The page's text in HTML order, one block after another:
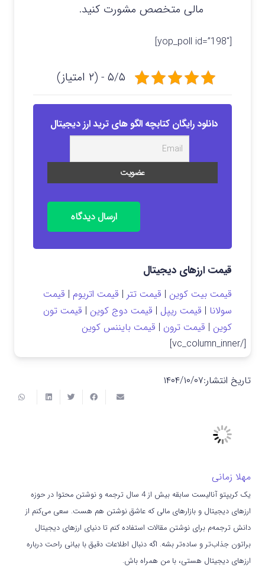
مالی متخصص مشورت کنید.
[yop_poll id=”198″]
۵/۵ - (۲ امتیاز)
دانلود رایگان کتابچه الگو های ترید ارز دیجیتال
ارسال دیدگاه
قیمت ارزهای دیجیتال
قیمت بیت کوین | قیمت تتر | قیمت اتریوم | قیمت
سولانا | قیمت ریپل | قیمت دوج کوین | قیمت تون
کوین | قیمت ترون | قیمت بایننس کوین
[/vc_column_inner]
تاریخ انتشار:۱۴۰۴/۱۰/۰۷
مهلا زمانی
یک کریپتو آنالیست سابقه بیش از 4 سال ترجمه و نوشتن محتوا در حوزه
ارزهای دیجیتال و بازارهای مالی که عاشق نوشتن هم هست. سعی می‌کنم از
دانش ترجمه‌م برای نوشتن مقالات استفاده کنم تا دنیای ارزهای دیجیتال
براتون جذاب‌تر و ساده‌تر بشه. اگه دنبال اطلاعات دقیق با بیانی راحت درباره
ارزهای دیجیتال هستی، با من همراه باش.